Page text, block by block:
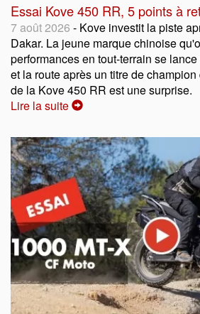
Essai Kove 450 RR, 5 points à
7 août 2026 - Kove investit la piste
Dakar. La jeune marque chinoise
performances en tout-terrain se
et la route après un titre de
de la Kove 450 RR est une surprise.
Lire la suite